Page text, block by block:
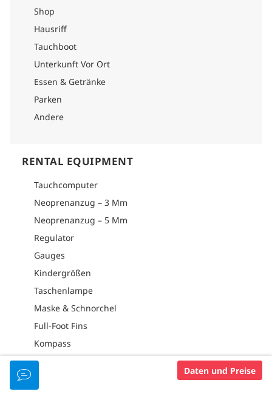
Shop
Hausriff
Tauchboot
Unterkunft Vor Ort
Essen & Getränke
Parken
Andere
RENTAL EQUIPMENT
Tauchcomputer
Neoprenanzug – 3 Mm
Neoprenanzug – 5 Mm
Regulator
Gauges
Kindergrößen
Taschenlampe
Maske & Schnorchel
Full-Foot Fins
Kompass
Camera
Kleine Flaschen (10 L/71,2 Kubikfuß)
Daten und Preise